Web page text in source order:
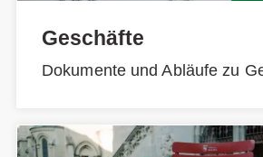
Geschäfte
Dokumente und Abläufe zu